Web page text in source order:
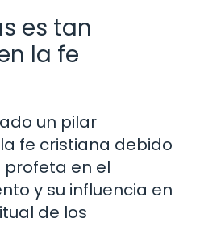
es tan
la fe
un pilar
fe cristiana debido
en el
y su influencia en
de los